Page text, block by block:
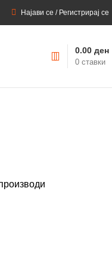
Најави се / Регистрирај се
0 ставки
0.00 ден